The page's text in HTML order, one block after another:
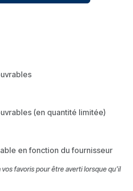
(en quantité limitée)
en fonction du fournisseur
favoris pour être averti lorsque qu'il